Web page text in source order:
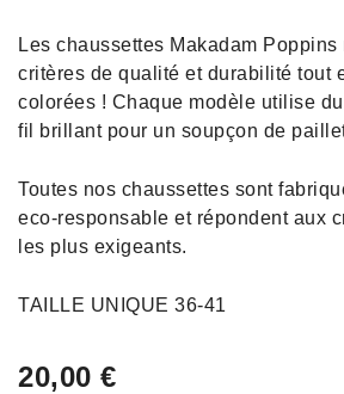
Les chaussettes Makadam
critères de qualité et durabilité tout
colorées ! Chaque modèle utilise
fil brillant pour un soupçon de
Toutes nos chaussettes sont
eco-responsable et répondent aux
les plus exigeants.
TAILLE UNIQUE 36-41
20,00 €